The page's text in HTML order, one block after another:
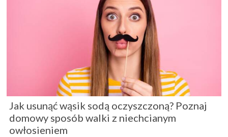
Jak usunąć wąsik sodą oczyszczoną? Poznaj
domowy sposób walki z niechcianym
owłosieniem